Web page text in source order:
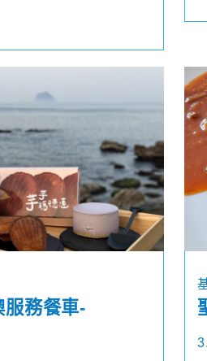
服務餐車-